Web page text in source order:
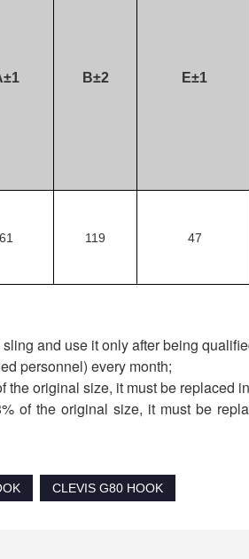
B±2 E±1
61 119 47
and use it only after being
personnel) every month;
the original size, it must be replaced
of the original size, it must be
CLEVIS G80 HOOK